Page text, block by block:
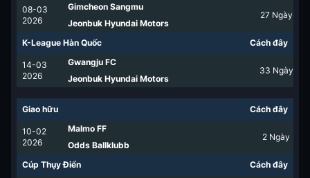
08-03
2026
Gimcheon Sangmu
Jeonbuk Hyundai Motors
27 Ngày
K-League Hàn Quốc Cách đây
14-03
2026
Gwangju FC
Jeonbuk Hyundai Motors
33 Ngày
Giao hữu Cách đây
10-02
2026
Malmo FF
Odds Ballklubb
2 Ngày
Cúp Thụy Điển Cách đây